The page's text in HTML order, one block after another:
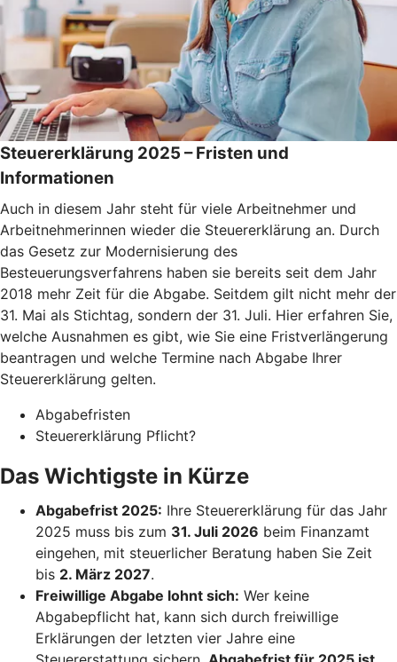
Steuererklärung 2025 – Fristen und
Informationen
Auch in diesem Jahr steht für viele Arbeitnehmer und
Arbeitnehmerinnen wieder die Steuererklärung an. Durch
das Gesetz zur Modernisierung des
Besteuerungsverfahrens haben sie bereits seit dem Jahr
2018 mehr Zeit für die Abgabe. Seitdem gilt nicht mehr der
31. Mai als Stichtag, sondern der 31. Juli. Hier erfahren Sie,
welche Ausnahmen es gibt, wie Sie eine Fristverlängerung
beantragen und welche Termine nach Abgabe Ihrer
Steuererklärung gelten.
Abgabefristen
Steuererklärung Pflicht?
Das Wichtigste in Kürze
Abgabefrist 2025: Ihre Steuererklärung für das Jahr
2025 muss bis zum 31. Juli 2026 beim Finanzamt
eingehen, mit steuerlicher Beratung haben Sie Zeit
bis 2. März 2027.
Freiwillige Abgabe lohnt sich: Wer keine
Abgabepflicht hat, kann sich durch freiwillige
Erklärungen der letzten vier Jahre eine